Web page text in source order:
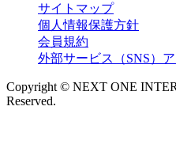
サイトマップ
個人情報保護方針
会員規約
外部サービス（SNS）
Copyright © NEXT ONE
Reserved.